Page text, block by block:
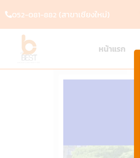
052-081-882 (สาขาเชียงใหม่)
หน้าแรก